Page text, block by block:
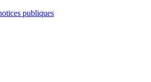
publiques